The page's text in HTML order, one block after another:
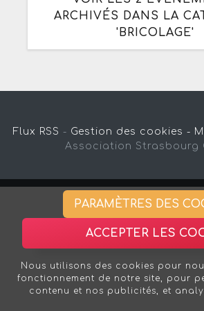
ARCHIVÉS DANS LA
'BRICOLAGE'
Flux RSS - Gestion des cookies -
Association Strasbourg
PARAMÈTRES DES
ACCEPTER LES
Nous utilisons des cookies pour
fonctionnement de notre site, pour
contenu et nos publicités, et